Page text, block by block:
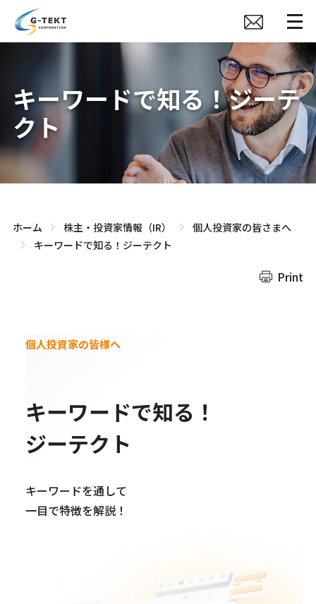
キーワードで知る！ジーテ
クト
ホーム 株主・投資家情報（IR）
個人投資家の皆さまへ
キーワードで知る！ジーテクト
Print
個人投資家の皆様へ
キーワードで知る！
ジーテクト
キーワードを通して
一目で特徴を解説！